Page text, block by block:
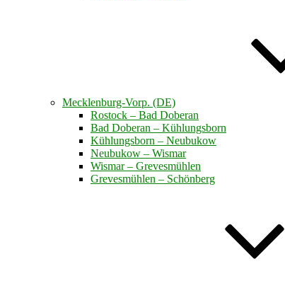
Mecklenburg-Vorp. (DE)
Rostock – Bad Doberan
Bad Doberan – Kühlungsborn
Kühlungsborn – Neubukow
Neubukow – Wismar
Wismar – Grevesmühlen
Grevesmühlen – Schönberg